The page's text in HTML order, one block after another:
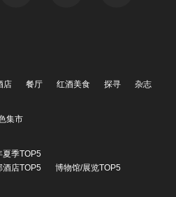
店 餐厅 红酒美食 探寻 杂志
集市
季TOP5
酒店TOP5
博物馆/展览TOP5